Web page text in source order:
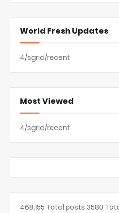
World Fresh Updates
4/sgrid/recent
Most Viewed
4/sgrid/recent
468,155 Total posts 3580